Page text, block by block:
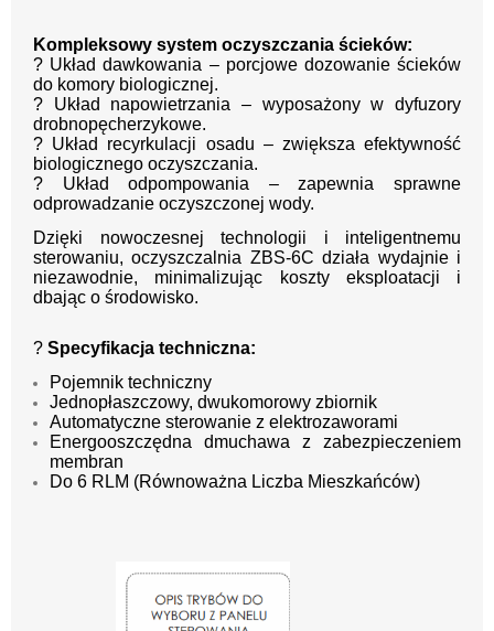
Kompleksowy system oczyszczania ścieków:
? Układ dawkowania – porcjowe dozowanie ścieków
do komory biologicznej.
? Układ napowietrzania – wyposażony w dyfuzory
drobnopęcherzykowe.
? Układ recyrkulacji osadu – zwiększa efektywność
biologicznego oczyszczania.
? Układ odpompowania – zapewnia sprawne
odprowadzanie oczyszczonej wody.
Dzięki nowoczesnej technologii i inteligentnemu
sterowaniu, oczyszczalnia ZBS-6C działa wydajnie i
niezawodnie, minimalizując koszty eksploatacji i
dbając o środowisko.
? Specyfikacja techniczna:
Pojemnik techniczny
Jednopłaszczowy, dwukomorowy zbiornik
Automatyczne sterowanie z elektrozaworami
Energooszczędna dmuchawa z zabezpieczeniem
membran
Do 6 RLM (Równoważna Liczba Mieszkańców)